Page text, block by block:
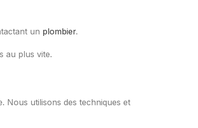
un plombier.
au plus vite.
Nous utilisons des techniques et